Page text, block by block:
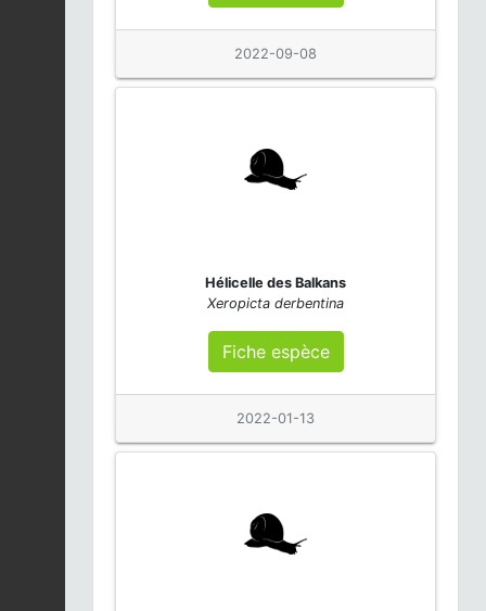
2022-09-08
Hélicelle des Balkans
Xeropicta derbentina
Fiche espèce
2022-01-13